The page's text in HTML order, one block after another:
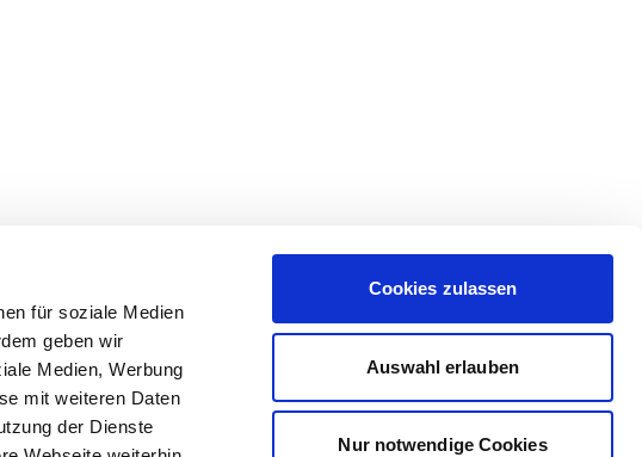
für soziale Medien
geben wir
Medien, Werbung
mit weiteren Daten
der Dienste
Cookies zulassen
Auswahl erlauben
Nur notwendige Cookies